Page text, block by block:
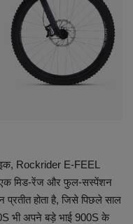
Rockrider E-FEEL
मिड-रेंज और फुल-सस्पेंशन
होता है, जिसे पिछले साल
भी अपने बड़े भाई 900S के